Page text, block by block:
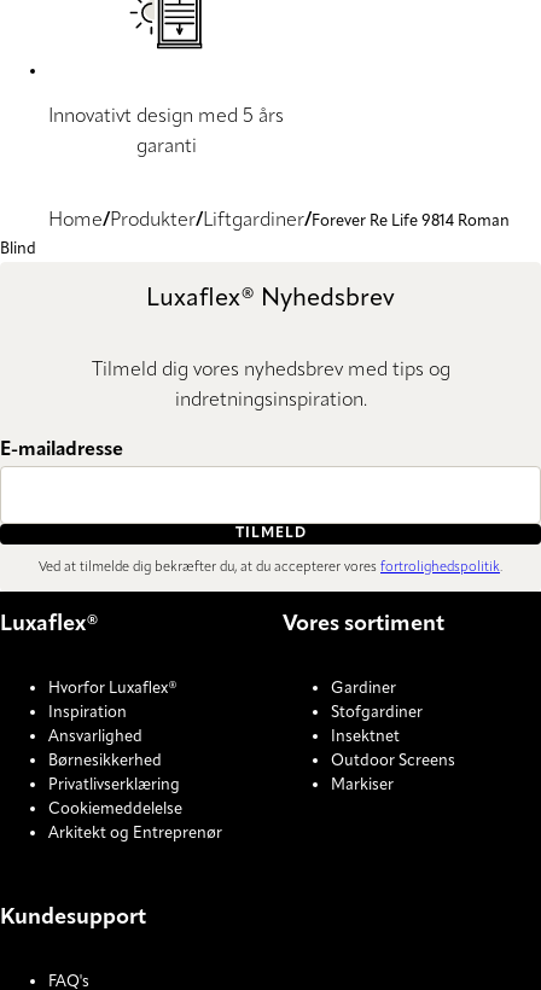
Innovativt design med 5 års
garanti
Home Produkter Liftgardiner
Forever Re Life 9814 Roman
Blind
Luxaflex® Nyhedsbrev
Tilmeld dig vores nyhedsbrev med tips og
indretningsinspiration.
E-mailadresse
TILMELD
Ved at tilmelde dig bekræfter du, at du accepterer vores fortrolighedspolitik.
Luxaflex®
Hvorfor Luxaflex®
Inspiration
Ansvarlighed
Børnesikkerhed
Privatlivserklæring
Cookiemeddelelse
Arkitekt og Entreprenør
Vores sortiment
Gardiner
Stofgardiner
Insektnet
Outdoor Screens
Markiser
Kundesupport
FAQ's